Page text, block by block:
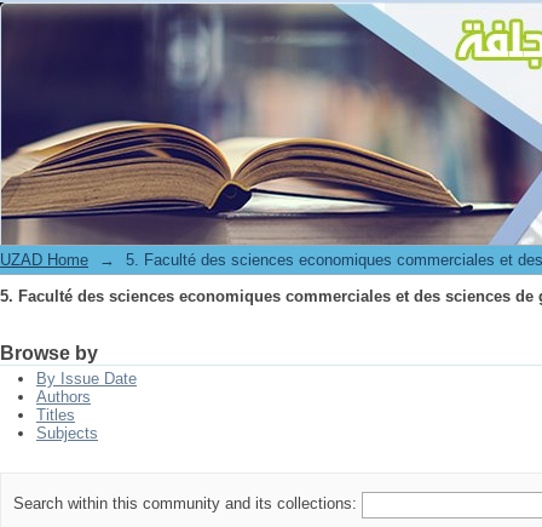
5. Faculté des sciences economiques commerciales et des sciences de
UZAD Home →
5. Faculté des sciences economiques commerciales et
5. Faculté des sciences economiques commerciales et des sciences de
Browse by
By Issue Date
Authors
Titles
Subjects
Search within this community and its collections: